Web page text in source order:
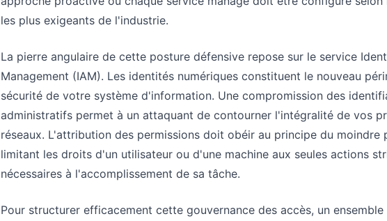
les plus exigeants de l'industrie.
La pierre angulaire de cette posture défensive repose sur le service
Management (IAM). Les identités numériques constituent le nouveau
sécurité de votre système d'information. Une compromission des
administratifs permet à un attaquant de contourner l'intégralité de vos
réseaux. L'attribution des permissions doit obéir au principe du moindre
limitant les droits d'un utilisateur ou d'une machine aux seules actions
nécessaires à l'accomplissement de sa tâche.
Pour structurer efficacement cette gouvernance des accès, un ensemble